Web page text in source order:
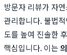
방문자 리뷰가 자
관리합니다. 불법
도를 높여 진솔한
핵심입니다. 이는